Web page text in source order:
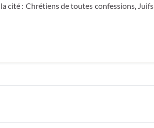
cité : Chrétiens de toutes confessions, Juifs,